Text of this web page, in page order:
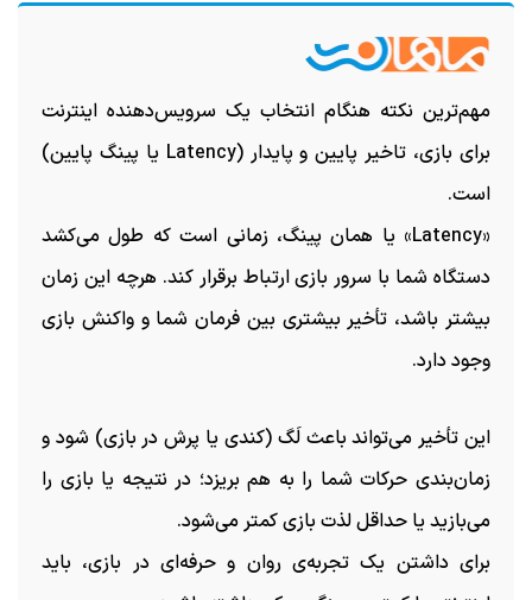
مهم‌ترین نکته هنگام انتخاب یک سرویس‌دهنده اینترنت
برای بازی، تاخیر پایین و پایدار (Latency یا پینگ پایین)
است.
«Latency» یا همان پینگ، زمانی است که طول می‌کشد
دستگاه شما با سرور بازی ارتباط برقرار کند. هرچه این زمان
بیشتر باشد، تأخیر بیشتری بین فرمان شما و واکنش بازی
وجود دارد.
این تأخیر می‌تواند باعثلَگ (کندی یا پرش در بازی) شود و
زمان‌بندی حرکات شما را به هم بریزد؛ در نتیجه یا بازی را
می‌بازید یا حداقل لذت بازی کمتر می‌شود.
برای داشتن یک تجربه‌ی روان و حرفه‌ای در بازی، باید